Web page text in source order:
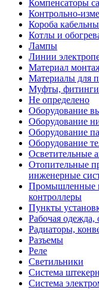
Компенсаторы
Контрольно-
Короба
Котлы и
Лампы
Линии
Материал
Материалы для
Муфты, фитинги
Не определено
Оборудование
Оборудование
Оборудование
Оборудование
Осветительные
Отопительные
инженерные
Промышленные
контроллеры
Пункты
Рабочая одежда,
Радиаторы,
Разъемы
Реле
Светильники
Система
Система